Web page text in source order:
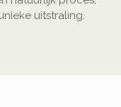
uitstraling.